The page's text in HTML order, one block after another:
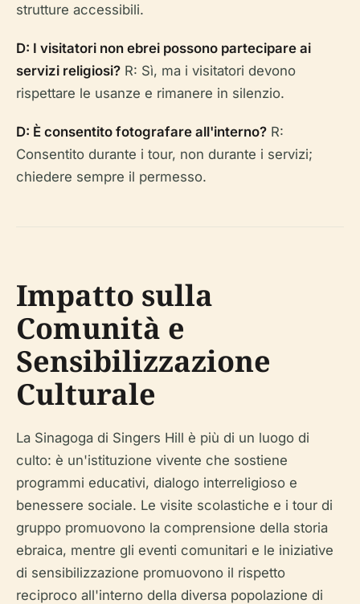
strutture accessibili.
D: I visitatori non ebrei possono partecipare ai
servizi religiosi? R: Sì, ma i visitatori devono
rispettare le usanze e rimanere in silenzio.
D: È consentito fotografare all'interno? R:
Consentito durante i tour, non durante i servizi;
chiedere sempre il permesso.
Impatto sulla
Comunità e
Sensibilizzazione
Culturale
La Sinagoga di Singers Hill è più di un luogo di
culto: è un'istituzione vivente che sostiene
programmi educativi, dialogo interreligioso e
benessere sociale. Le visite scolastiche e i tour di
gruppo promuovono la comprensione della storia
ebraica, mentre gli eventi comunitari e le iniziative
di sensibilizzazione promuovono il rispetto
reciproco all'interno della diversa popolazione di